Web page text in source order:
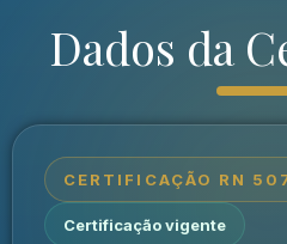
Dados da
CERTIFICAÇÃO RN
Certificação vigente